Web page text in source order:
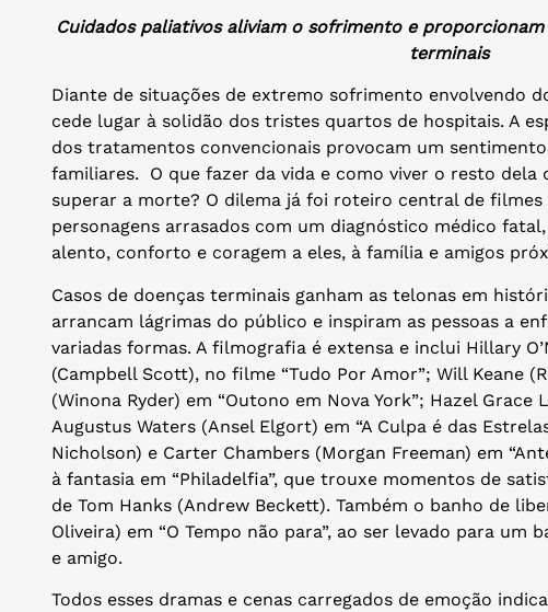
Cuidados paliativos aliviam o sofrimento e
terminais
Diante de situações de extremo sofrimento envolvendo
cede lugar à solidão dos tristes quartos de hospitais. A
dos tratamentos convencionais provocam um
familiares. O que fazer da vida e como viver o resto dela
superar a morte? O dilema já foi roteiro central de
personagens arrasados com um diagnóstico médico
alento, conforto e coragem a eles, à família e amigos
Casos de doenças terminais ganham as telonas em
arrancam lágrimas do público e inspiram as pessoas a
variadas formas. A filmografia é extensa e inclui Hillary
(Campbell Scott), no filme “Tudo Por Amor”; Will Keane
(Winona Ryder) em “Outono em Nova York”; Hazel Grace
Augustus Waters (Ansel Elgort) em “A Culpa é das
Nicholson) e Carter Chambers (Morgan Freeman) em
à fantasia em “Philadelfia”, que trouxe momentos de
de Tom Hanks (Andrew Beckett). Também o banho de
Oliveira) em “O Tempo não para”, ao ser levado para
e amigo.
Todos esses dramas e cenas carregados de emoção